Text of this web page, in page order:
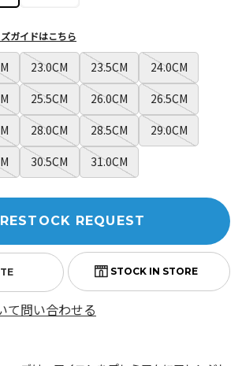
23.0CM 23.5CM
24.0CM
25.5CM 26.0CM
26.5CM
28.0CM 28.5CM
29.0CM
30.5CM 31.0CM
ガイドはこちら
RESTOCK REQUEST
て問い合わせる